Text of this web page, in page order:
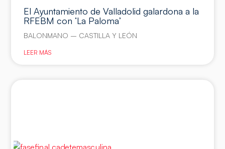
El Ayuntamiento de Valladolid galardona a la
RFEBM con ‘La Paloma’
BALONMANO – CASTILLA Y LEÓN
LEER MÁS